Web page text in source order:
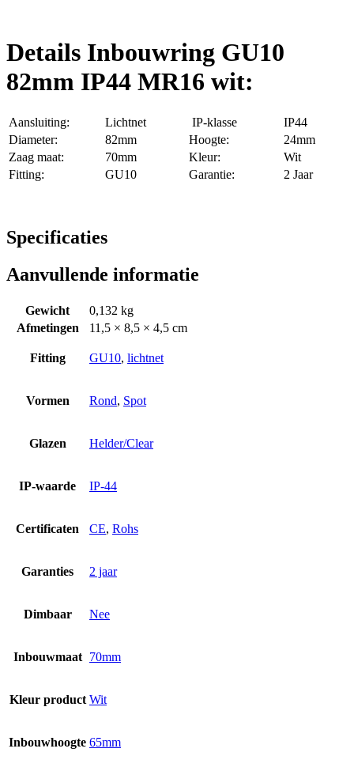
Details Inbouwring GU10
82mm IP44 MR16 wit:
Aansluiting: Lichtnet IP-klasse
IP44
Diameter:
82mm Hoogte:
24mm
Zaag maat:
70mm Kleur:
Wit
Fitting:
GU10 Garantie: 2 Jaar
Specificaties
Aanvullende informatie
Gewicht
0,132 kg
Afmetingen
11,5 × 8,5 × 4,5 cm
Fitting GU10, lichtnet
Vormen Rond, Spot
Glazen Helder/Clear
IP-waarde IP-44
Certificaten CE, Rohs
Garanties 2 jaar
Dimbaar Nee
Inbouwmaat 70mm
Kleur product Wit
Inbouwhoogte 65mm